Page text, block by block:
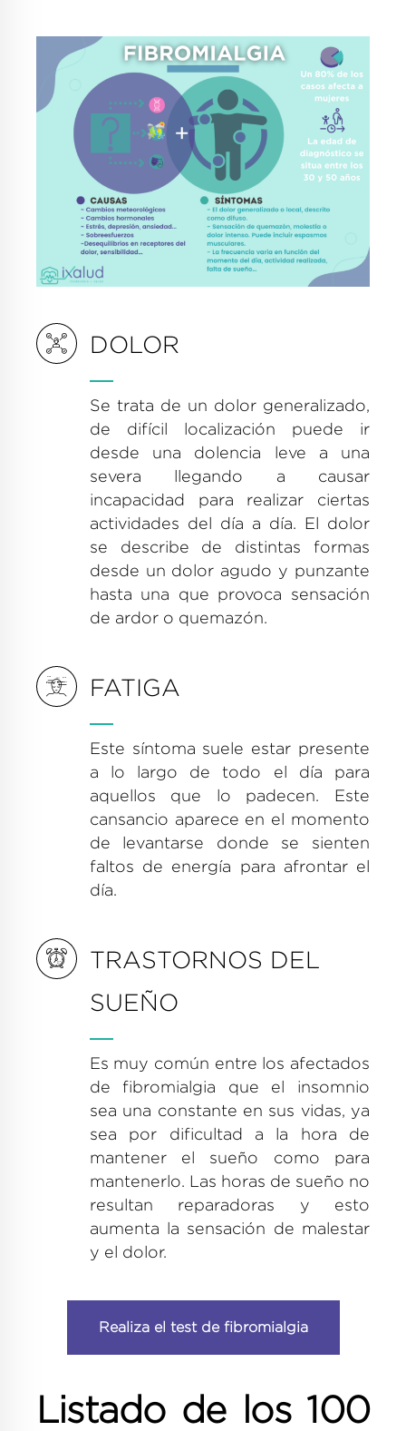
DOLOR
Se trata de un dolor generalizado,
de difícil localización puede ir
desde una dolencia leve a una
severa llegando a causar
incapacidad para realizar ciertas
actividades del día a día. El dolor
se describe de distintas formas
desde un dolor agudo y punzante
hasta una que provoca sensación
de ardor o quemazón.
FATIGA
Este síntoma suele estar presente
a lo largo de todo el día para
aquellos que lo padecen. Este
cansancio aparece en el momento
de levantarse donde se sienten
faltos de energía para afrontar el
día.
TRASTORNOS DEL
SUEÑO
Es muy común entre los afectados
de fibromialgia que el insomnio
sea una constante en sus vidas, ya
sea por dificultad a la hora de
mantener el sueño como para
mantenerlo. Las horas de sueño no
resultan reparadoras y esto
aumenta la sensación de malestar
y el dolor.
Realiza el test de fibromialgia
Listado de los 100